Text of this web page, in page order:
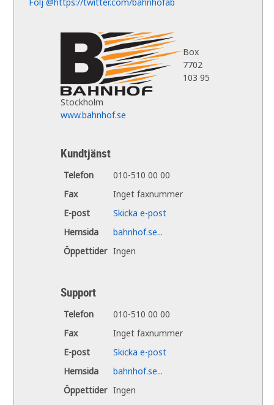
Box
7702
103 95
Stockholm
www.bahnhof.se
Kundtjänst
Telefon
010-510 00 00
Fax
Inget faxnummer
E-post
Skicka e-post
Hemsida
bahnhof.se...
Öppettider Ingen
Support
Telefon
010-510 00 00
Fax
Inget faxnummer
E-post
Skicka e-post
Hemsida
bahnhof.se...
Öppettider Ingen